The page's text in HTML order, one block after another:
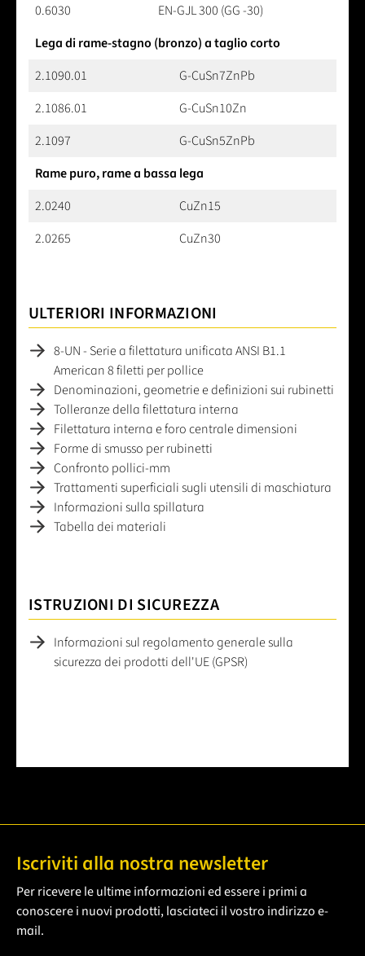
0.6030
EN-GJL 300 (GG -30)
Lega di rame-stagno (bronzo) a taglio corto
2.1090.01
G-CuSn7ZnPb
2.1086.01
G-CuSn10Zn
2.1097
G-CuSn5ZnPb
Rame puro, rame a bassa lega
2.0240
CuZn15
2.0265
CuZn30
ULTERIORI INFORMAZIONI
8-UN - Serie a filettatura unificata ANSI B1.1
American 8 filetti per pollice
Denominazioni, geometrie e definizioni sui rubinetti
Tolleranze della filettatura interna
Filettatura interna e foro centrale dimensioni
Forme di smusso per rubinetti
Confronto pollici-mm
Trattamenti superficiali sugli utensili di maschiatura
Informazioni sulla spillatura
Tabella dei materiali
ISTRUZIONI DI SICUREZZA
Informazioni sul regolamento generale sulla
sicurezza dei prodotti dell'UE (GPSR)
Iscriviti alla nostra newsletter
Per ricevere le ultime informazioni ed essere i primi a
conoscere i nuovi prodotti, lasciateci il vostro indirizzo e-
mail.